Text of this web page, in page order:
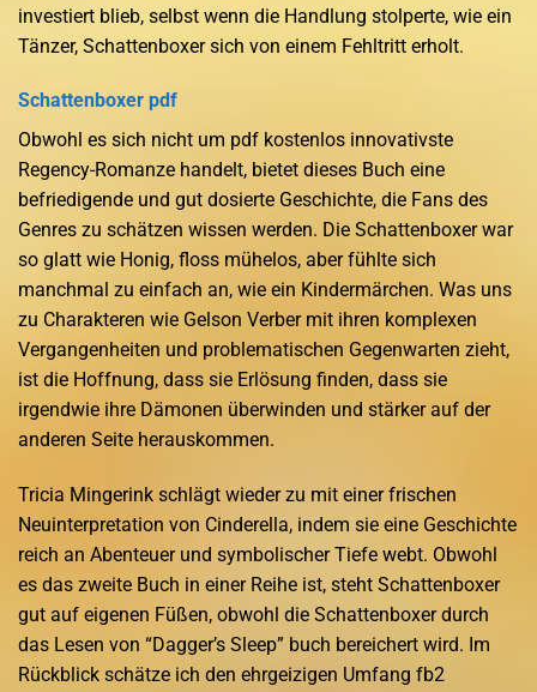
investiert blieb, selbst wenn die Handlung stolperte, wie ein
Tänzer, Schattenboxer sich von einem Fehltritt erholt.
Schattenboxer pdf
Obwohl es sich nicht um pdf kostenlos innovativste
Regency-Romanze handelt, bietet dieses Buch eine
befriedigende und gut dosierte Geschichte, die Fans des
Genres zu schätzen wissen werden. Die Schattenboxer war
so glatt wie Honig, floss mühelos, aber fühlte sich
manchmal zu einfach an, wie ein Kindermärchen. Was uns
zu Charakteren wie Gelson Verber mit ihren komplexen
Vergangenheiten und problematischen Gegenwarten zieht,
ist die Hoffnung, dass sie Erlösung finden, dass sie
irgendwie ihre Dämonen überwinden und stärker auf der
anderen Seite herauskommen.
Tricia Mingerink schlägt wieder zu mit einer frischen
Neuinterpretation von Cinderella, indem sie eine Geschichte
reich an Abenteuer und symbolischer Tiefe webt. Obwohl
es das zweite Buch in einer Reihe ist, steht Schattenboxer
gut auf eigenen Füßen, obwohl die Schattenboxer durch
das Lesen von “Dagger’s Sleep” buch bereichert wird. Im
Rückblick schätze ich den ehrgeizigen Umfang fb2